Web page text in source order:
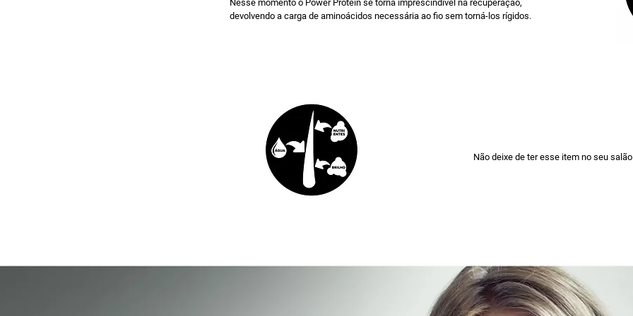
Nesse momento o Power Protein se torna imprescindível na recuperação,
devolvendo a carga de aminoácidos necessária ao fio sem torná-los rígidos.
Não deixe de ter esse item no seu